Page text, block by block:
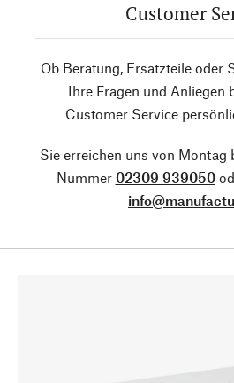
Customer
Ob Beratung, Ersatzteile oder
Ihre Fragen und Anliegen
Customer Service
Sie erreichen uns von Montag
Nummer 02309 939050